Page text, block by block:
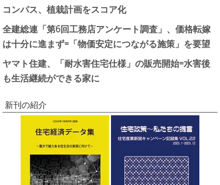
コンパス、植栽計画をスコア化
全建総連「第6回工務店アンケート調査」、価格転嫁
は十分に進まず=「物価安定につながる施策」を要望
ヤマト住建、「耐水害住宅仕様」の販売開始=水害後
も生活継続ができる家に
新刊の紹介